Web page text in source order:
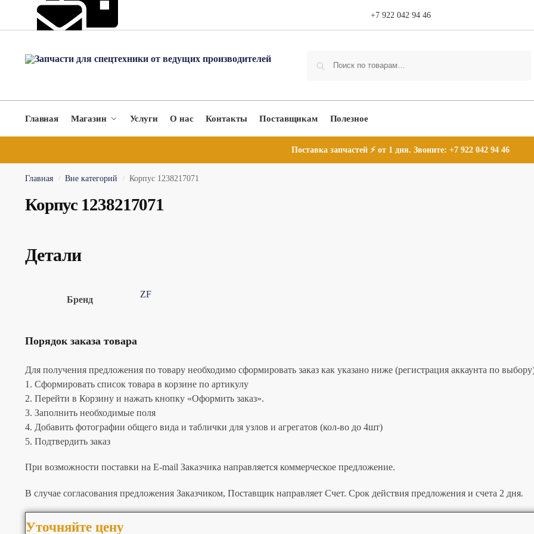
+7 922 042 94 46
Главная Магазин Услуги О нас Контакты Поставщикам Полезное
Поставка запчастей ⚡ от 1 дня. Звоните: +7 922 042 94 46
Главная / Вне категорий / Корпус 1238217071
Корпус 1238217071
Детали
Бренд
ZF
Порядок заказа товара
Для получения предложения по товару необходимо сформировать заказ как указано ниже (регистрация аккаунта по
1. Сформировать список товара в корзине по артикулу
2. Перейти в Корзину и нажать кнопку «Оформить заказ».
3. Заполнить необходимые поля
4. Добавить фотографии общего вида и таблички для узлов и агрегатов (кол-во до 4шт)
5. Подтвердить заказ
При возможности поставки на E-mail Заказчика направляется коммерческое предложение.
В случае согласования предложения Заказчиком, Поставщик направляет Счет. Срок действия предложения и счета 2 дня.
Уточняйте цену